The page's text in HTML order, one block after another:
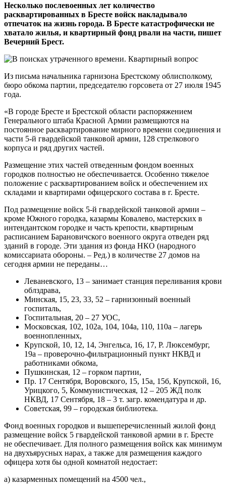
Несколько послевоенных лет количество
расквартированных в Бресте войск накладывало
отпечаток на жизнь города. В Бресте катастрофически не
хватало жилья, и квартирный фонд рвали на части, пишет
Вечерний Брест.
Из письма начальника гарнизона Брестскому облисполкому,
бюро обкома партии, председателю горсовета от 27 июля 1945
года.
«В городе Бресте и Брестской области распоряжением
Генерального штаба Красной Армии размещаются на
постоянное расквартирование мирного времени соединения и
части 5-й гвардейской танковой армии, 128 стрелкового
корпуса и ряд других частей.
Размещение этих частей отведенным фондом военных
городков полностью не обеспечивается. Особенно тяжелое
положение с расквартированием войск и обеспечением их
складами и квартирами офицерского состава в г. Бресте.
Под размещение войск 5-й гвардейской танковой армии –
кроме Южного городка, казармы Ковалево, мастерских в
интендантском городке и часть крепости, квартирным
расписанием Барановичского военного округа отведен ряд
зданий в городе. Эти здания из фонда НКО (народного
комиссариата обороны. – Ред.) в количестве 27 домов на
сегодня армии не переданы…
Леваневского, 13 – занимает станция переливания крови
облздрава,
Минская, 15, 23, 33, 52 – гарнизонный военный
госпиталь,
Госпитальная, 20 – 27 УОС,
Московская, 102, 102а, 104, 104а, 110, 110а – лагерь
военнопленных,
Крупской, 10, 12, 14, Энгельса, 16, 17, Р. Люксембург,
19а – проверочно-фильтрационный пункт НКВД и
работниками обкома,
Пушкинская, 12 – горком партии,
Пр. 17 Сентября, Воровского, 15, 15а, 15б, Крупской, 16,
Урицкого, 5, Коммунистическая, 12 – 205 ЖД полк
НКВД, 17 Сентября, 18 – 3 т. загр. комендатура и др.
Советская, 99 – городская библиотека.
Фонд военных городков и вышеперечисленный жилой фонд
размещение войск 5 гвардейской танковой армии в г. Бресте
не обеспечивает. Для полного размещения войск как минимум
на двухъярусных нарах, а также для размещения каждого
офицера хотя бы одной комнатой недостает:
а) казарменных помещений на 4500 чел.,